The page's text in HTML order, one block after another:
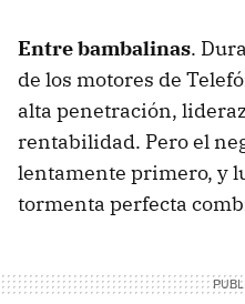
Entre bambalinas.
de los motores de
alta penetración,
rentabilidad. Pero el
lentamente primero, y
tormenta perfecta